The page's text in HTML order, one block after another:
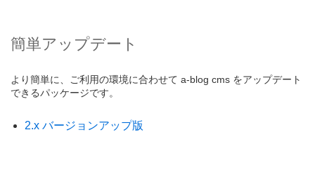
簡単アップデート
より簡単に、ご利用の環境に合わせて a-blog cms をアップデート
できるパッケージです。
2.x バージョンアップ版